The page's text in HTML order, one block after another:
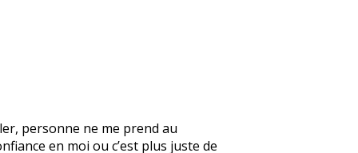
personne ne me prend au
en moi ou c’est plus juste de